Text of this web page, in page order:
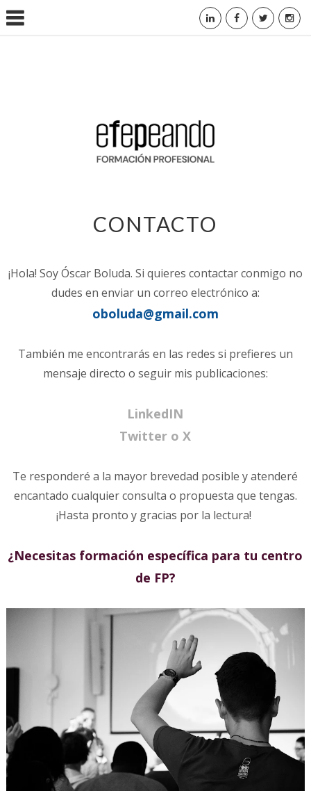
CONTACTO
¡Hola! Soy Óscar Boluda. Si quieres contactar conmigo no
dudes en enviar un correo electrónico a:
oboluda@gmail.com
También me encontrarás en las redes si prefieres un
mensaje directo o seguir mis publicaciones:
LinkedIN
Twitter o X
Te responderé a la mayor brevedad posible y atenderé
encantado cualquier consulta o propuesta que tengas.
¡Hasta pronto y gracias por la lectura!
¿Necesitas formación específica para tu centro
de FP?